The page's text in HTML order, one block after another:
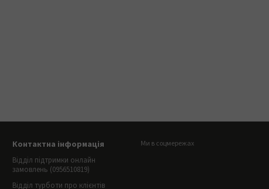
Контактна інформація
Відділ підтримки онлайн
замовлень (0956510819)
Відділ турботи про клієнтів
Ми в соцмережах